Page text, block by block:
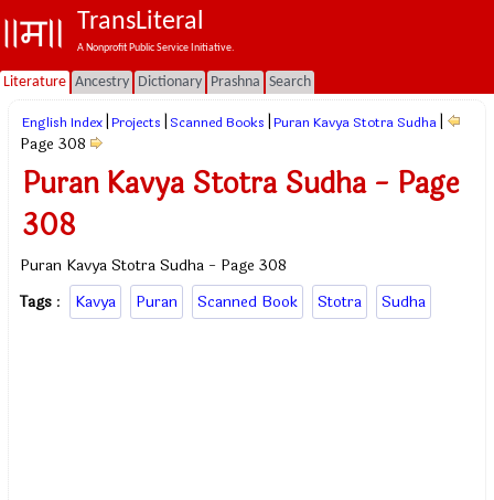
TransLiteral
A Nonprofit Public Service Initiative.
Literature Ancestry Dictionary Prashna Search
English Index Projects Scanned Books Puran Kavya Stotra Sudha
Page 308
Puran Kavya Stotra Sudha - Page
308
Puran Kavya Stotra Sudha - Page 308
Tags : Kavya Puran Scanned Book Stotra Sudha